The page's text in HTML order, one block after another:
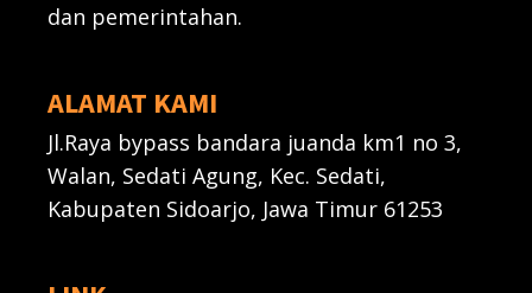
dan pemerintahan.
ALAMAT KAMI
Jl.Raya bypass bandara juanda km1 no 3,
Walan, Sedati Agung, Kec. Sedati,
Kabupaten Sidoarjo, Jawa Timur 61253